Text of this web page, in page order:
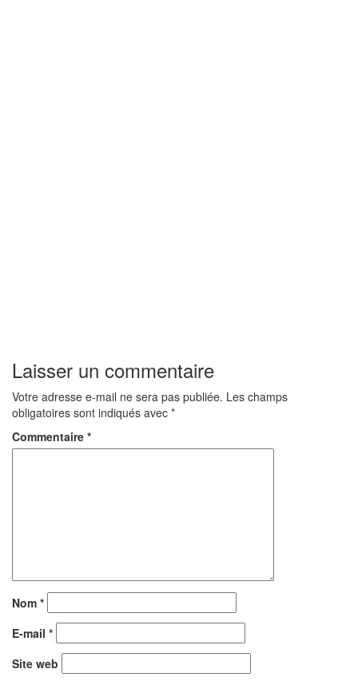
Laisser un commentaire
Votre adresse e-mail ne sera pas publiée. Les champs
obligatoires sont indiqués avec *
Commentaire *
Nom *
E-mail *
Site web